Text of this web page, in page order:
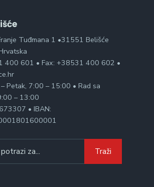
Tuđmana 1 •31551 Belišće
400 601 • Fax: +38531 400 602 •
Petak, 7:00 – 15:00 • Rad sa
– 13:00
• IBAN:
Traži